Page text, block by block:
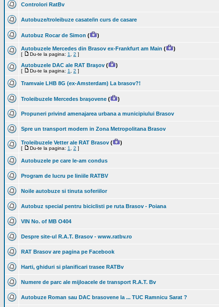
Controlori RatBv
Autobuze/troleibuze casate/in curs de casare
Autobuz Rocar de Simon ( )
Autobuzele Mercedes din Brasov ex-Frankfurt am Main ( )
[ Du-te la pagina: 1 2 ]
Autobuzele DAC ale RAT Braşov ( )
[ Du-te la pagina: 1 2 ]
Tramvaie LHB 8G (ex-Amsterdam) La brasov?!
Troleibuzele Mercedes braşovene ( )
Propuneri privind amenajarea urbana a municipiului Brasov
Spre un transport modern in Zona Metropolitana Brasov
Troleibuzele Vetter ale RAT Brasov ( )
[ Du-te la pagina: 1 2 ]
Autobuzele pe care le-am condus
Program de lucru pe liniile RATBV
Noile autobuze si tinuta soferiilor
Autobuz special pentru biciclisti pe ruta Brasov - Poiana
VIN No. of MB O404
Despre site-ul R.A.T. Brasov - www.ratbv.ro
RAT Brasov are pagina pe Facebook
Harti, ghiduri si planificari trasee RATBv
Numere de parc ale mijloacele de transport R.A.T. Bv
Autobuze Roman sau DAC brasovene la ... TUC Ramnicu Sarat ?